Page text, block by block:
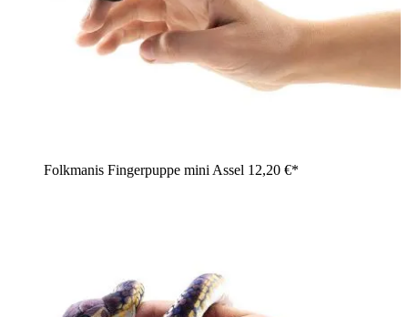
Folkmanis Fingerpuppe mini Assel 12,20 €*